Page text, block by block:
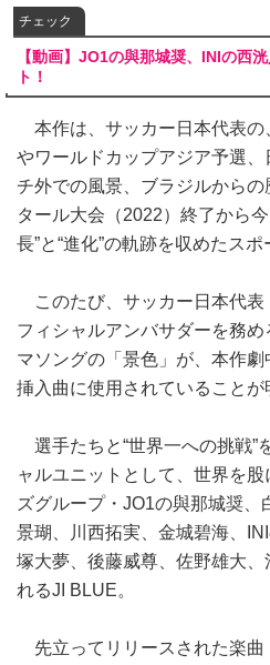
チェック
【動画】JO1の與那城奨、INIの西
ト！
本作は、サッカー日本代表の
やワールドカップアジア予選
チ外での風景、ブラジルから
タール大会（2022）終了から
長”と“進化”の軌跡を収めたス
このたび、サッカー日本代表
フィシャルアンバサダーを務
マソングの「景色」が、本作
挿入曲に使用されていることが
選手たちと“世界一への挑戦”
ャルユニットとして、世界を
ズグループ・JO1の與那城奨
景瑚、川西拓実、金城碧海、
塚大夢、後藤威尊、佐野雄大
れるJI BLUE。
先立ってリリースされた楽曲